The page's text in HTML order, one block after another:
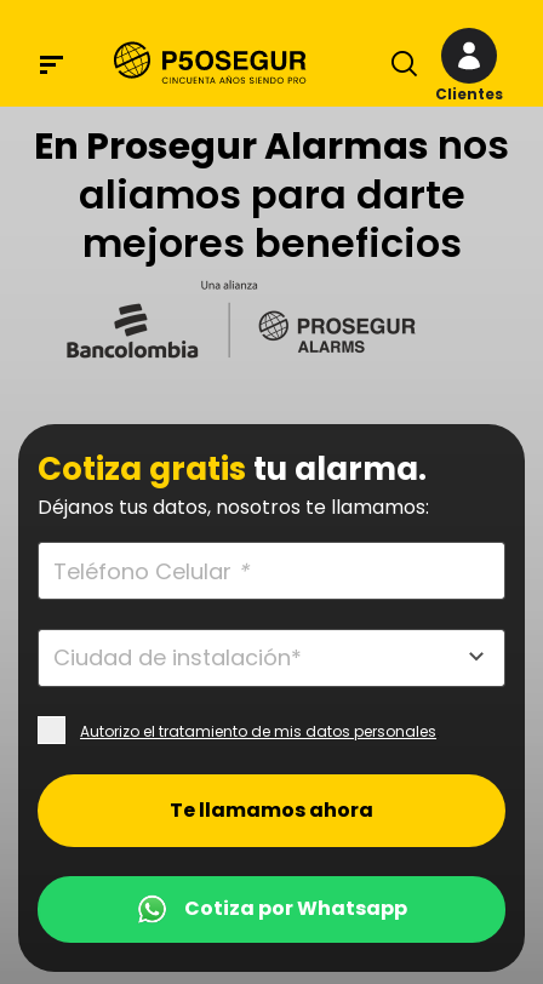
Clientes
En Prosegur Alarmas nos
aliamos para darte
mejores beneficios
Cotiza gratis tu alarma.
Déjanos tus datos, nosotros te llamamos:
Teléfono Celular *
Autorizo el tratamiento de mis datos personales.
Te llamamos ahora
Cotiza por Whatsapp